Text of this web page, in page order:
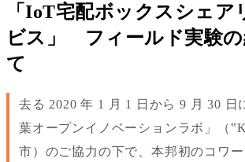
「IoT宅配ボックスシェア
ビス」 フィールド実験
て
去る 2020 年 1 月 1 日から 9 月 30 日
葉オープンイノベーションラボ」（
市）のご協力の下で、本邦初のコワ